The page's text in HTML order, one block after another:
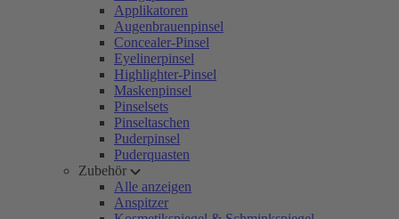
Applikatoren
Augenbrauenpinsel
Concealer-Pinsel
Eyelinerpinsel
Highlighter-Pinsel
Maskenpinsel
Pinselsets
Pinseltaschen
Puderpinsel
Puderquasten
Zubehör
Alle anzeigen
Anspitzer